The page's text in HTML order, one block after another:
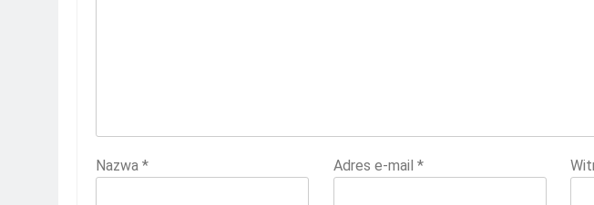
Nazwa * Adres e-mail *